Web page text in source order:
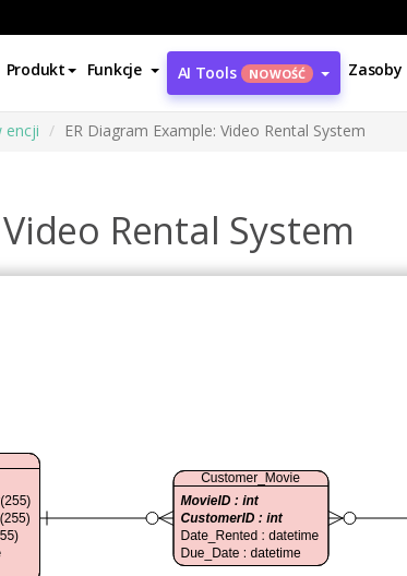
Produkt Funkcje AI Tools NOWOŚĆ Zasoby
encji ER Diagram Example: Video Rental System
Rental System